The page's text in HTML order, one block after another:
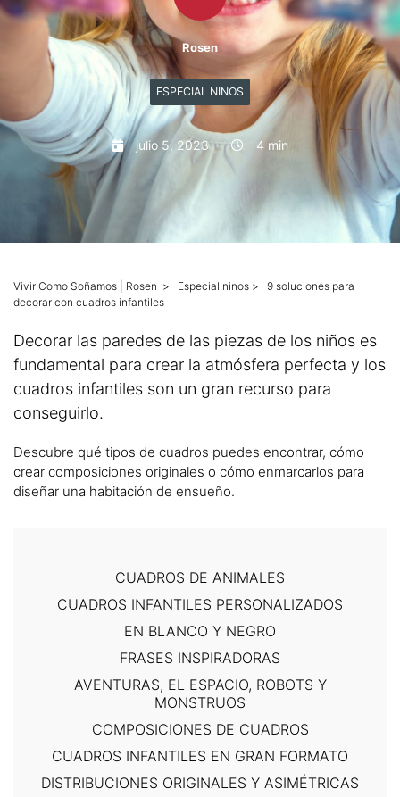
Mascotas
Columnas
Productos
Guías descargables
Rosen
ESPECIAL NINOS
julio 5, 2023 4 min
Vivir Como Soñamos | Rosen > Especial ninos > 9 soluciones para
decorar con cuadros infantiles
Decorar las paredes de las piezas de los niños es
fundamental para crear la atmósfera perfecta y los
cuadros infantiles son un gran recurso para
conseguirlo.
Descubre qué tipos de cuadros puedes encontrar, cómo
crear composiciones originales o cómo enmarcarlos para
diseñar una habitación de ensueño.
CUADROS DE ANIMALES
CUADROS INFANTILES PERSONALIZADOS
EN BLANCO Y NEGRO
FRASES INSPIRADORAS
AVENTURAS, EL ESPACIO, ROBOTS Y
MONSTRUOS
COMPOSICIONES DE CUADROS
CUADROS INFANTILES EN GRAN FORMATO
DISTRIBUCIONES ORIGINALES Y ASIMÉTRICAS